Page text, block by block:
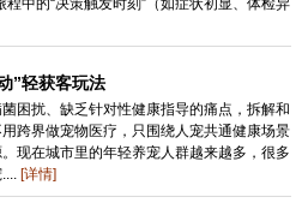
”轻获客玩法
困扰、缺乏针对性健康指导的痛点，拆解和
跨界做宠物医疗，只围绕人宠共通健康场景
现在城市里的年轻养宠人群越来越多，很多
[详情]